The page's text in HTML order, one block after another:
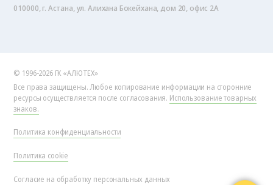
010000, г. Астана, ул. Алихана Бокейхана, дом 20, офис 2А
© 1996-2026 ГК «АЛЮТЕХ»
Все права защищены. Любое копирование информации на сторонние
ресурсы осуществляется после согласования. Использование товарных
знаков.
Политика конфиденциальности
Политика cookie
Согласие на обработку персональных данных